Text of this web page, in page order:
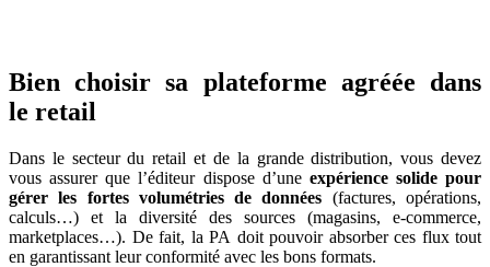
Bien choisir sa plateforme agréée dans
le retail
Dans le secteur du retail et de la grande distribution, vous devez
vous assurer que l’éditeur dispose d’une expérience solide pour
gérer les fortes volumétries de données (factures, opérations,
calculs…) et la diversité des sources (magasins, e-commerce,
marketplaces…). De fait, la PA doit pouvoir absorber ces flux tout
en garantissant leur conformité avec les bons formats.